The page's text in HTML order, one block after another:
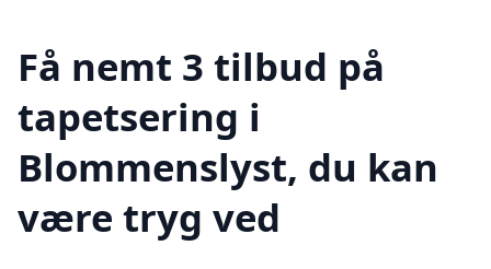
Få nemt 3 tilbud på
tapetsering i
Blommenslyst, du kan
være tryg ved